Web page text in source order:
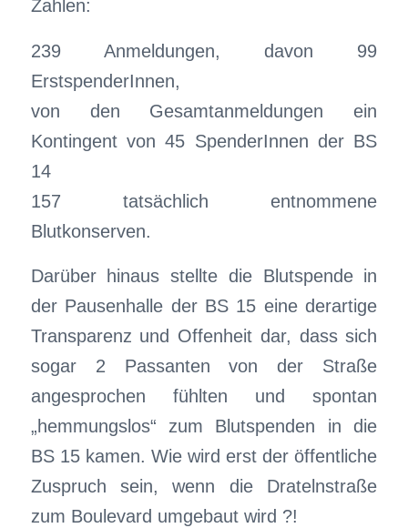
Zahlen:
239 Anmeldungen, davon 99
ErstspenderInnen,
von den Gesamtanmeldungen ein
Kontingent von 45 SpenderInnen der BS
14
157 tatsächlich entnommene
Blutkonserven.
Darüber hinaus stellte die Blutspende in
der Pausenhalle der BS 15 eine derartige
Transparenz und Offenheit dar, dass sich
sogar 2 Passanten von der Straße
angesprochen fühlten und spontan
„hemmungslos“ zum Blutspenden in die
BS 15 kamen. Wie wird erst der öffentliche
Zuspruch sein, wenn die Dratelnstraße
zum Boulevard umgebaut wird ?!